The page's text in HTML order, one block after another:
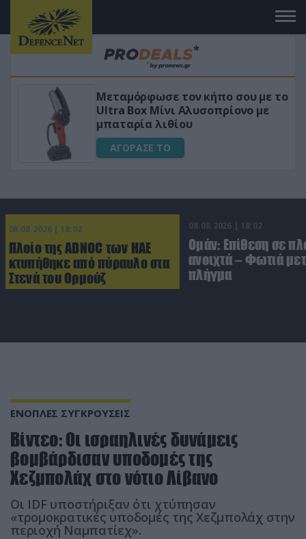
Μεταμόρφωσε τον κήπο σου με το
Ultra Box Μίνι Αλυσοπρίονο με
μπαταρία λιθίου
ΑΓΟΡΑΣΕ ΤΟ
08.08.2026 | 18:02
Πλοίο της ADNOC των ΗΑΕ
κτυπήθηκε από πύραυλο στα
Στενά του Ορμούζ
08.08.2026 | 18:02
Ομάν: Επίθεση σε
ανοιχτά – Φωτιά
πλήγμα
ΕΝΟΠΛΕΣ ΣΥΓΚΡΟΥΣΕΙΣ
Βίντεο: Οι ισραηλινές δυνάμεις
βομβάρδισαν υποδομές της
Χεζμπολάχ στο νότιο Λίβανο
Οι IDF υποστήριξαν ότι χτύπησαν
«τρομοκρατικές υποδομές της Χεζμπολάχ στην
περιοχή Ναμπατίεχ».